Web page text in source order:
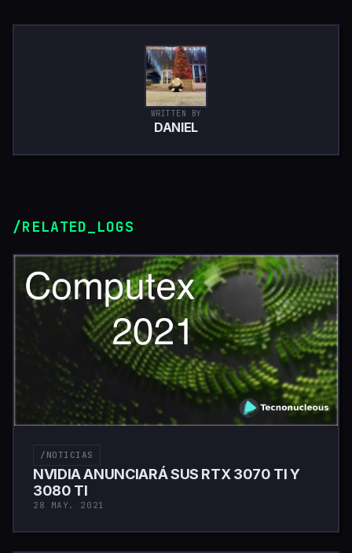
WRITTEN BY
DANIEL
/RELATED_LOGS
/NOTICIAS
NVIDIA ANUNCIARÁ SUS RTX 3070 TI Y
3080 TI
28 MAY. 2021